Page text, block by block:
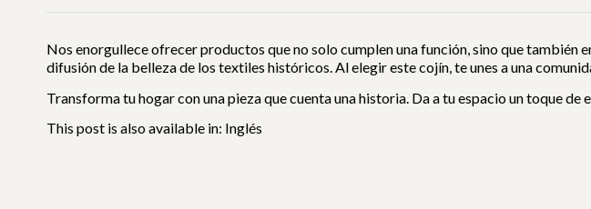
Nos enorgullece ofrecer productos que no solo cumplen una función, sino que
difusión de la belleza de los textiles históricos. Al elegir este cojín, te unes a una
Transforma tu hogar con una pieza que cuenta una historia. Da a tu espacio un toque
This post is also available in: Inglés